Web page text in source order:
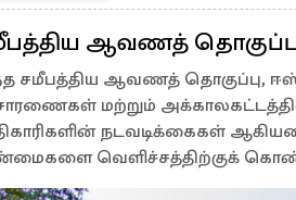
ஆவணத்
சமீபத்திய ஆவணத் தொகுப்பு,
மற்றும் அக்காலகட்டத்தில்
நடவடிக்கைகள்
வெளிச்சத்திற்குக்